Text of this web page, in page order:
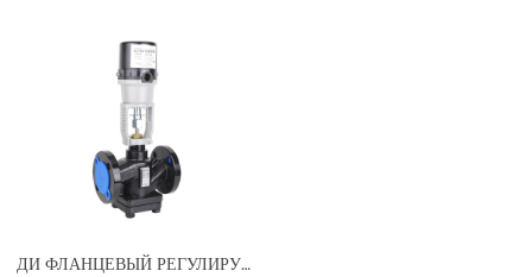
ДИ ФЛАНЦЕВЫЙ РЕГУЛИРУЮЩИЙ КЛАПАН